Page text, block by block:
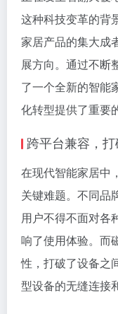
这种科技变革的背
家居产品的集大成
展方向。通过不断
了一个全新的智能
化转型提供了重要
跨平台兼容，
在现代智能家居中
关键难题。不同品
用户不得不面对各
响了使用体验。而
性，打破了设备之
型设备的无缝连接